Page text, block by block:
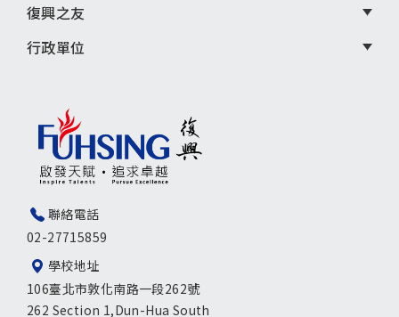
聯絡電話
02-27715859
學校地址
106臺北市敦化南路一段262號
262 Section 1,Dun-Hua South
復興之友
行政單位